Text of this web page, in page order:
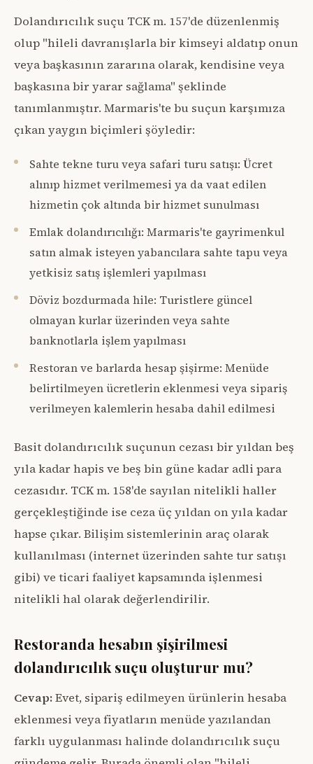
Dolandırıcılık suçu TCK m. 157'de düzenlenmiş
olup "hileli davranışlarla bir kimseyi aldatıp onun
veya başkasının zararına olarak, kendisine veya
başkasına bir yarar sağlama" şeklinde
tanımlanmıştır. Marmaris'te bu suçun karşımıza
çıkan yaygın biçimleri şöyledir:
Sahte tekne turu veya safari turu satışı: Ücret
alınıp hizmet verilmemesi ya da vaat edilen
hizmetin çok altında bir hizmet sunulması
Emlak dolandırıcılığı: Marmaris'te gayrimenkul
satın almak isteyen yabancılara sahte tapu veya
yetkisiz satış işlemleri yapılması
Döviz bozdurmada hile: Turistlere güncel
olmayan kurlar üzerinden veya sahte
banknotlarla işlem yapılması
Restoran ve barlarda hesap şişirme: Menüde
belirtilmeyen ücretlerin eklenmesi veya sipariş
verilmeyen kalemlerin hesaba dahil edilmesi
Basit dolandırıcılık suçunun cezası bir yıldan beş
yıla kadar hapis ve beş bin güne kadar adli para
cezasıdır. TCK m. 158'de sayılan nitelikli haller
gerçekleştiğinde ise ceza üç yıldan on yıla kadar
hapse çıkar. Bilişim sistemlerinin araç olarak
kullanılması (internet üzerinden sahte tur satışı
gibi) ve ticari faaliyet kapsamında işlenmesi
nitelikli hal olarak değerlendirilir.
Restoranda hesabın şişirilmesi
dolandırıcılık suçu oluşturur mu?
Cevap:Evet, sipariş edilmeyen ürünlerin hesaba
eklenmesi veya fiyatların menüde yazılandan
farklı uygulanması halinde dolandırıcılık suçu